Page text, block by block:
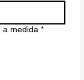
a medida *